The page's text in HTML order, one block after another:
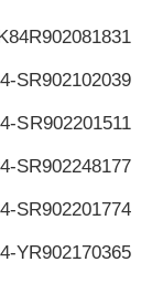
R902081831
R902102039
S
R902201511
S
R902248177
S
R902201774
S
R902170365
Y